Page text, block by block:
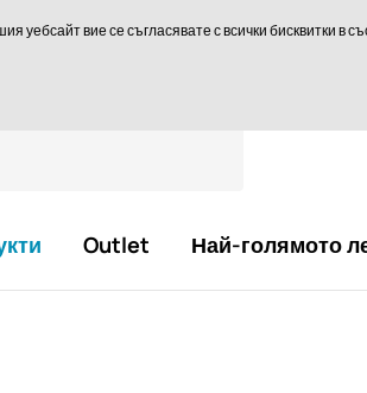
на 14 дни
Бърза доставка
Outlet Най-голямото
вие се съгласявате с всички бисквитки в